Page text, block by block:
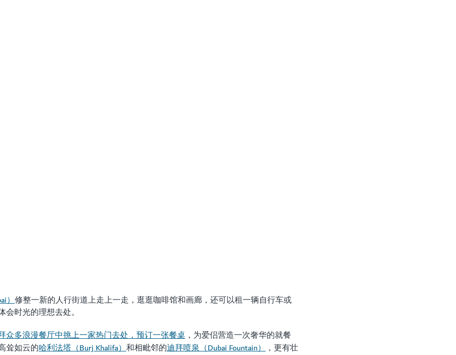
）修整一新的人行街道上走上一走，逛逛咖啡馆和画廊，还可以租一辆自行车或
时光的理想去处。
众多浪漫餐厅中挑上一家热门去处，预订一张餐桌 ，为爱侣营造一次奢华的就餐
耸如云的哈利法塔（Burj Khalifa）和相毗邻的迪拜喷泉（Dubai Fountain） ，更有壮